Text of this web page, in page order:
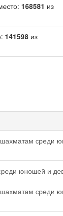
168581 из
141598 из
среди
юношей и
среди